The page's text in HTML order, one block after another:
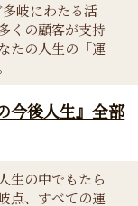
岐にわたる活
くの顧客が支持
たの人生の「運
今後人生』全部
生の中でもたら
点、すべての運